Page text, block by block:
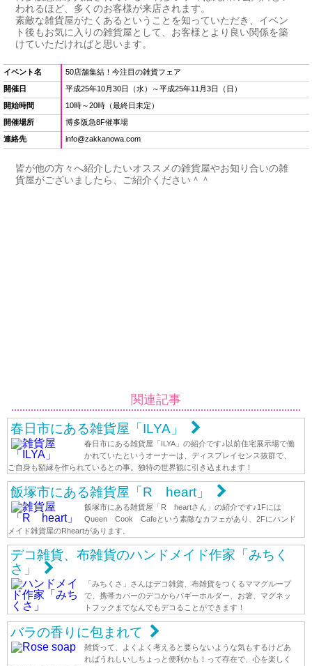
われるほど、多くのお客様が来店されます。
素敵な雑貨屋がたくあるということを知っていただき、イベン
ト後もお気に入りの雑貨屋として、お客様とより良い関係を築
けていただければと思います。
イベント名
50店舗集結！今注目の雑貨フェア
開催日
平成25年10月30日（水）～平成25年11月3日（日）
開始時間
10時～20時（最終日未定）
開催場所
博多阪急8F催事場
連絡先
info@zakkanowa.com
皆が他の方々へ紹介したいオススメの雑貨屋やお知り合いの雑
貨屋がございましたら、ご紹介ください＾＾
関連記事
春日市にある雑貨屋「ILYA」
春日市にある雑貨屋「ILYA」の紹介です♪以前住宅展示場で働
かれていたというオーナーは、ディスプレイセンス抜群で、
ご自身も額縁を作られているとの事。独特の世界観に引き込まれます！
飯塚市にある雑貨屋「R heart」
飯塚市にある雑貨屋「R heartさん」の紹介です♪1Fには
Queen Cook Cafeという素敵なカフェがあり、2Fにハンド
メイド雑貨屋のRheartがあります。
デコ雑貨、布雑貨のハンドメイド作家「みちく
さ」
「みちくさ」さんはデコ雑貨、布雑貨をつくるママグループ
で、携帯カバーのデコからバギーホルダー、お箸、マグネッ
トフックまでなんでもデコることができます！
バラの香りに包まれて
雑貨って、よくよく考えると要らないような気もするけどあ
ればうれしいしちょっと便利かも！って存在で、心を楽しく